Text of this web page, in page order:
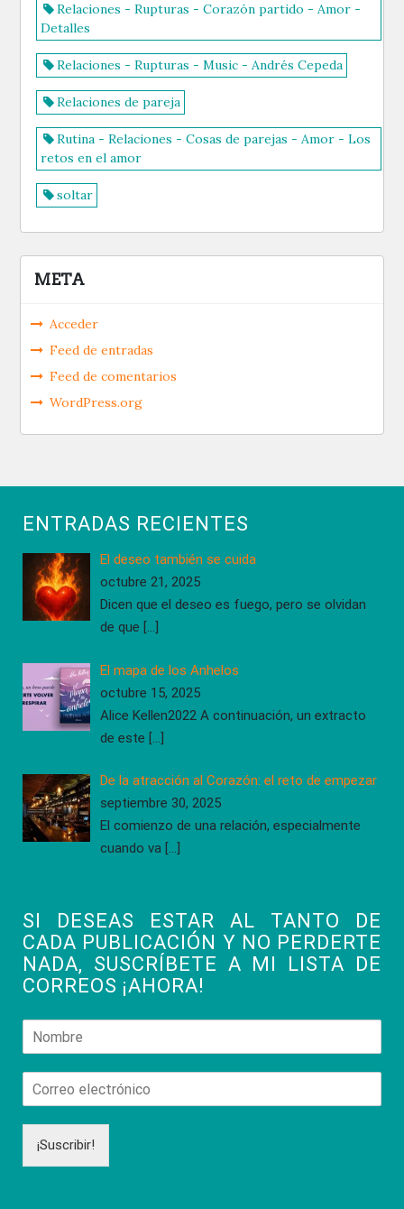
Relaciones - Rupturas - Corazón partido - Amor -
Detalles
Relaciones - Rupturas - Music - Andrés Cepeda
Relaciones de pareja
Rutina - Relaciones - Cosas de parejas - Amor - Los
retos en el amor
soltar
META
Acceder
Feed de entradas
Feed de comentarios
WordPress.org
ENTRADAS RECIENTES
El deseo también se cuida
octubre 21, 2025
Dicen que el deseo es fuego, pero se olvidan
de que […]
El mapa de los Anhelos
octubre 15, 2025
Alice Kellen2022 A continuación, un extracto
de este […]
De la atracción al Corazón: el reto de empezar
septiembre 30, 2025
El comienzo de una relación, especialmente
cuando va […]
SI DESEAS ESTAR AL TANTO DE
CADA PUBLICACIÓN Y NO PERDERTE
NADA, SUSCRÍBETE A MI LISTA DE
CORREOS ¡AHORA!
¡Suscribir!